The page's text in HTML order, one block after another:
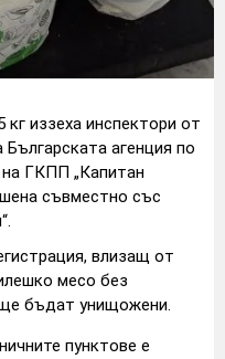
иззеха инспектори от
Българската агенция по
ГКПП „Капитан
съвместно със
влизащ от
месо без
бъдат унищожени.
пунктове е